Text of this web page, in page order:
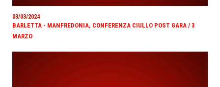
03/03/2024
BARLETTA - MANFREDONIA, CONFERENZA CIULLO POST GARA / 3
MARZO